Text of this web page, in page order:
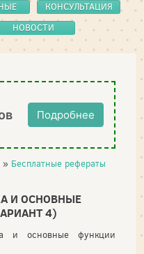
КОНСУЛЬТАЦИЯ
НОВОСТИ
Подробнее
» Бесплатные рефераты
И ОСНОВНЫЕ
4)
и основные функции